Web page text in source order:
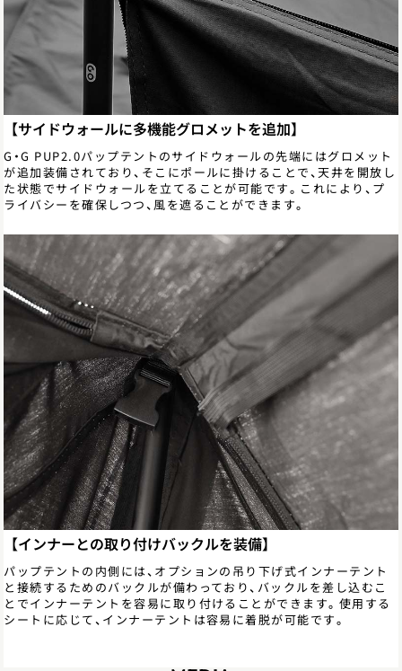
【サイドウォールに多機能グロメットを追加】
G・G PUP2.0パップテントのサイドウォールの先端にはグロメット
が追加装備されており、そこにポールに掛けることで、天井を開放し
た状態でサイドウォールを立てることが可能です。これにより、プ
ライバシーを確保しつつ、風を遮ることができます。
【インナーとの取り付けバックルを装備】
パップテントの内側には、オプションの吊り下げ式インナーテント
と接続するためのバックルが備わっており、バックルを差し込むこ
とでインナーテントを容易に取り付けることができます。使用する
シートに応じて、インナーテントは容易に着脱が可能です。